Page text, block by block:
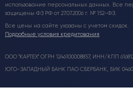
использование персональных данных. Все
защищены ФЗ РФ от 27.07.2006 г. № 152-ФЗ.
Все цены на сайте указаны с учетом скидок.
Подробные условия кредитования
ООО "КАРТЕХ" ОГРН 1246100008857, ИНН/КПП
ЮГО-ЗАПАДНЫЙ БАНК ПАО СБЕРБАНК, БИК